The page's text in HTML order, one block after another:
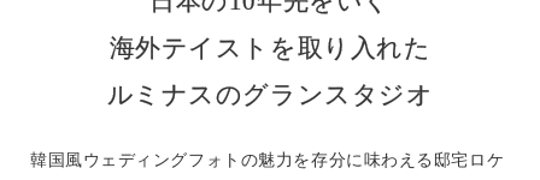
海外テイストを取り入れた
ルミナスのグランスタジオ
韓国風ウェディングフォトの魅力を存分に味わえる邸宅ロケ